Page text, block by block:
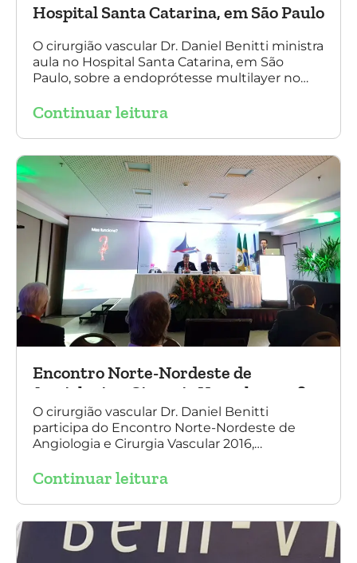
Hospital Santa Catarina, em São Paulo
O cirurgião vascular Dr. Daniel Benitti ministra
aula no Hospital Santa Catarina, em São
Paulo, sobre a endoprótesse multilayer no
experiência nacional e mundial com esta
Daniel Benitti e à direita Dr. Carlos Alberto
Fernandes Costa)
Continuar leitura
Encontro Norte-Nordeste de
Angiologia e Cirurgia Vascular 2016
O cirurgião vascular Dr. Daniel Benitti
participa do Encontro Norte-Nordeste de
Angiologia e Cirurgia Vascular 2016,
aneurisma da Aorta.
Continuar leitura